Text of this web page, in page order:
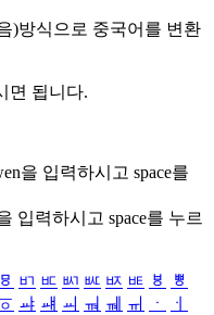
)방식으로 중국어를 변환
면 됩니다.
을 입력하시고 space를
입력하시고 space를 누르
ㅱ ㅲ ㅳ ㅴ ㅵ ㅶ ㅷ ㅸ
ㅹ
ㆆ ㆇ ㆈ ㆉ ㆊ ㆋ ㆌ ㆍ
ㆎ